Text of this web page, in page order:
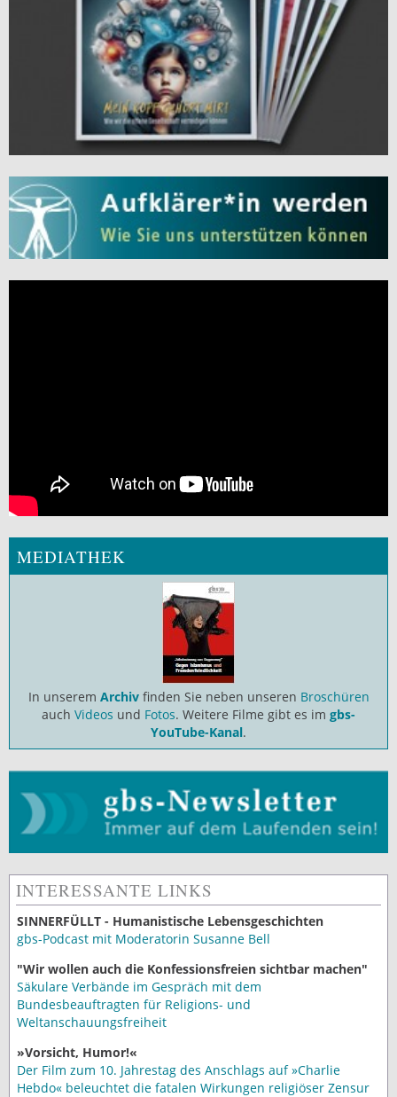
MEDIATHEK
In unserem Archiv finden Sie neben unseren Broschüren
auch Videos und Fotos. Weitere Filme gibt es im gbs-
YouTube-Kanal.
INTERESSANTE LINKS
SINNERFÜLLT - Humanistische Lebensgeschichten
gbs-Podcast mit Moderatorin Susanne Bell
"Wir wollen auch die Konfessionsfreien sichtbar machen"
Säkulare Verbände im Gespräch mit dem
Bundesbeauftragten für Religions- und
Weltanschauungsfreiheit
»Vorsicht, Humor!«
Der Film zum 10. Jahrestag des Anschlags auf »Charlie
Hebdo« beleuchtet die fatalen Wirkungen religiöser Zensur